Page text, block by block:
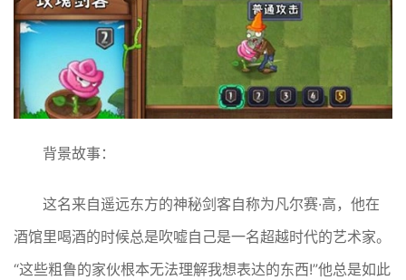
背景故事：
这名来自遥远东方的神秘剑客自称为凡尔赛·高，他在
酒馆里喝酒的时候总是吹嘘自己是一名超越时代的艺术家。
“这些粗鲁的家伙根本无法理解我想表达的东西!”他总是如此